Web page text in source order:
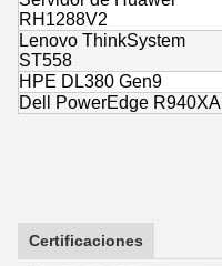
RH1288V2
Lenovo ThinkSystem
ST558
HPE DL380 Gen9
Dell PowerEdge R940XA
Certificaciones